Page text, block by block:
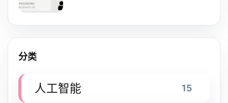
分类
人工智能 15